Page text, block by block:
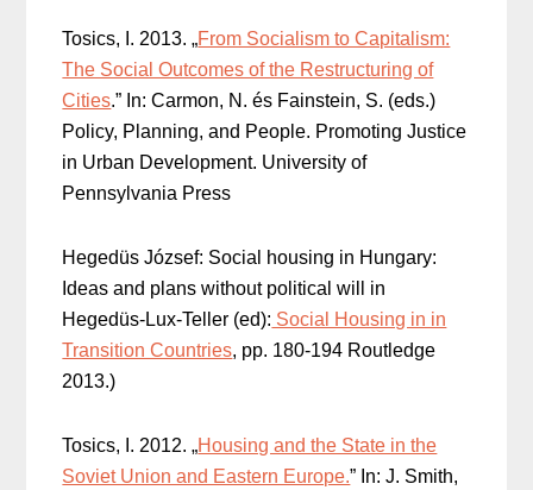
Tosics, I. 2013. „From Socialism to Capitalism:
The Social Outcomes of the Restructuring of
Cities.” In: Carmon, N. és Fainstein, S. (eds.)
Policy, Planning, and People. Promoting Justice
in Urban Development. University of
Pennsylvania Press
Hegedüs József: Social housing in Hungary:
Ideas and plans without political will in
Hegedüs-Lux-Teller (ed): Social Housing in in
Transition Countries, pp. 180-194 Routledge
2013.)
Tosics, I. 2012. „Housing and the State in the
Soviet Union and Eastern Europe.” In: J. Smith,